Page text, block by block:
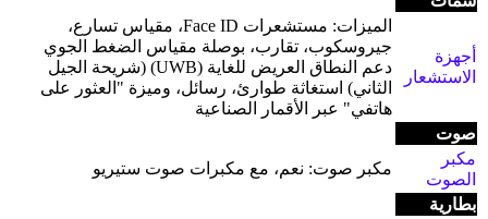
أجهزة
الاستشعار
الميزات: مستشعرات Face ID، مقياس تسارع،
جيروسكوب، تقارب، بوصلة مقياس الضغط الجوي
دعم النطاق العريض للغاية (UWB) (شريحة الجيل
الثاني) استغاثة طوارئ، رسائل، وميزة "العثور على
هاتفي" عبر الأقمار الصناعية
صوت
مكبر
الصوت
مكبر صوت: نعم، مع مكبرات صوت ستيريو
بطارية